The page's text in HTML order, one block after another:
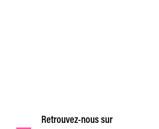
Retrouvez-nous sur